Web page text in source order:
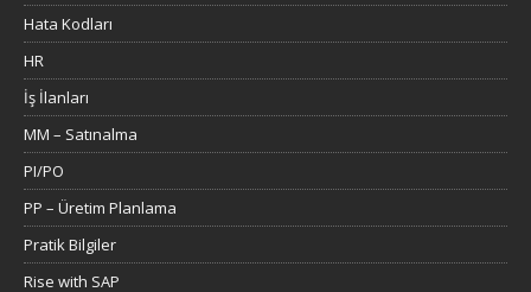
Hata Kodları
HR
İş İlanları
MM – Satınalma
PI/PO
PP – Üretim Planlama
Pratik Bilgiler
Rise with SAP